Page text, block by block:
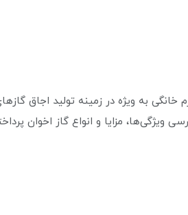
به ویژه در زمینه تولید اجاق
ویژگی‌ها، مزایا و انواع گاز اخوان